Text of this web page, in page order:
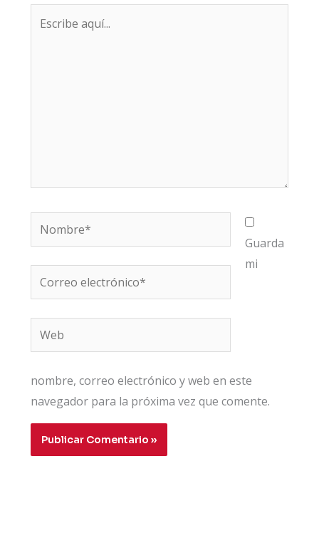
Nombre*
Correo
electrónico*
Web
Guarda
mi
nombre, correo electrónico y web en este
navegador para la próxima vez que comente.